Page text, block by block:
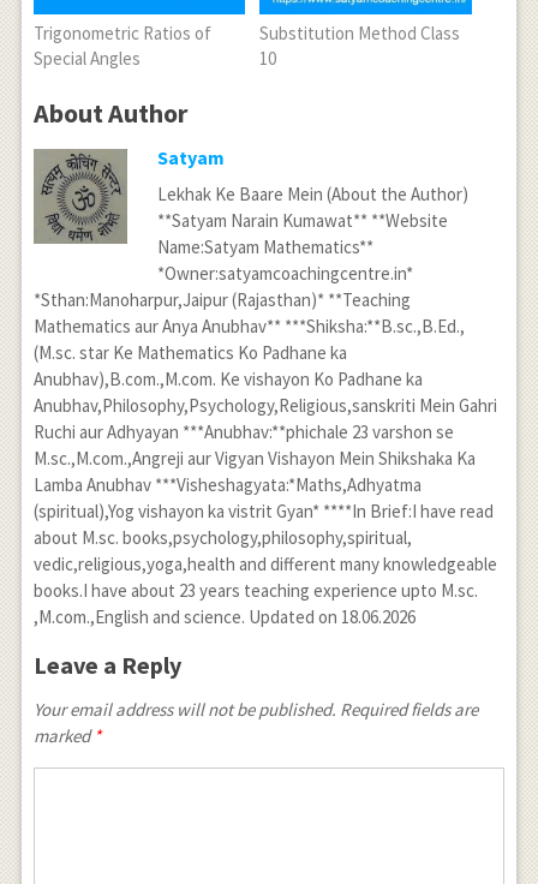
Trigonometric Ratios of
Special Angles
Substitution Method Class
10
About Author
Satyam
Lekhak Ke Baare Mein (About the Author)
**Satyam Narain Kumawat** **Website
Name:Satyam Mathematics**
*Owner:satyamcoachingcentre.in*
*Sthan:Manoharpur,Jaipur (Rajasthan)* **Teaching
Mathematics aur Anya Anubhav** ***Shiksha:**B.sc.,B.Ed.,
(M.sc. star Ke Mathematics Ko Padhane ka
Anubhav),B.com.,M.com. Ke vishayon Ko Padhane ka
Anubhav,Philosophy,Psychology,Religious,sanskriti Mein Gahri
Ruchi aur Adhyayan ***Anubhav:**phichale 23 varshon se
M.sc.,M.com.,Angreji aur Vigyan Vishayon Mein Shikshaka Ka
Lamba Anubhav ***Visheshagyata:*Maths,Adhyatma
(spiritual),Yog vishayon ka vistrit Gyan* ****In Brief:I have read
about M.sc. books,psychology,philosophy,spiritual,
vedic,religious,yoga,health and different many knowledgeable
books.I have about 23 years teaching experience upto M.sc.
,M.com.,English and science. Updated on 18.06.2026
Leave a Reply
Your email address will not be published. Required fields are
marked *